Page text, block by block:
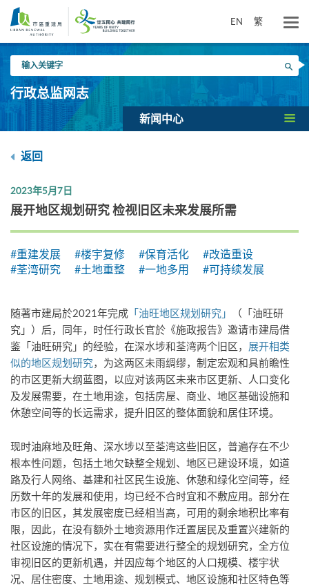
要
EN 繁
入
关
键
搜寻
行政总监网志
新闻中心
返回
2023年5月7日
展开地区规划研究 检视旧区未来发展所需
#重建发展 #楼宇复修 #保育活化
#改造重设
#荃湾研究
#土地重整 #一地多用 #可持续发展
随著市建局於2021年完成 「油旺地区规划研究」
（「油旺研
究」）后，同年，时任行政长官於《施政报告》邀请市建局借
鉴「油旺研究」的经验，在深水埗和荃湾两个旧区， 展开相类
似的地区规划研究，为这两区未雨绸缪，制定宏观和具前瞻性
的市区更新大纲蓝图，以应对该两区未来市区更新、人口变化
及发展需要，在土地用途，包括房屋、商业、地区基础设施和
休憩空间等的长远需求，提升旧区的整体面貌和居住环境。
现时油麻地及旺角、深水埗以至荃湾这些旧区，普遍存在不少
根本性问题，包括土地欠缺整全规划、地区已建设环境，如道
路及行人网络、基建和社区民生设施、休憩和绿化空间等，经
历数十年的发展和使用，均已经不合时宜和不敷应用。部分在
市区的旧区，其发展密度已经相当高，可用的剩余地积比率有
限，因此，在没有额外土地资源用作迁置居民及重置兴建新的
社区设施的情况下，实在有需要进行整全的规划研究，全方位
审视旧区的更新机遇，并因应每个地区的人口规模、楼宇状
况、居住密度、土地用途、规划模式、地区设施和社区特色等